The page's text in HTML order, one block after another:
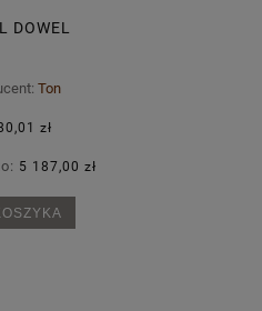
DOWEL
Ton
zł
5 187,00 zł